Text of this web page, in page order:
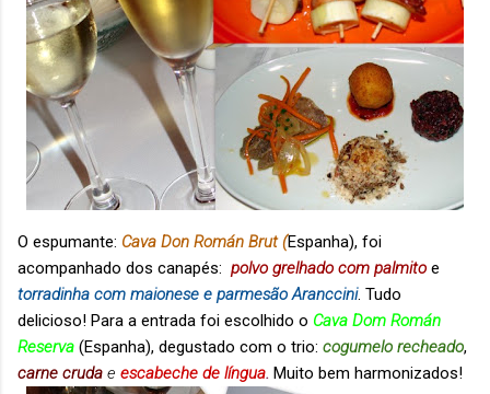
O espumante: Cava Don Román Brut (Espanha), foi
acompanhado dos canapés: polvo grelhado com palmito e
torradinha com maionese e parmesão Aranccini. Tudo
delicioso! Para a entrada foi escolhido o Cava Dom Román
Reserva (Espanha), degustado com o trio: cogumelo recheado,
carne cruda e escabeche de língua. Muito bem harmonizados!